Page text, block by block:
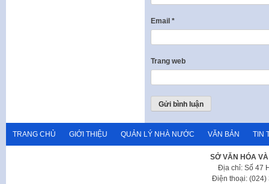
Email *
Trang web
TRANG CHỦ GIỚI THIỆU QUẢN LÝ NHÀ NƯỚC VĂN BẢN TIN
SỞ VĂN HÓA
Địa chỉ: Số 47
Điện thoại: (024)